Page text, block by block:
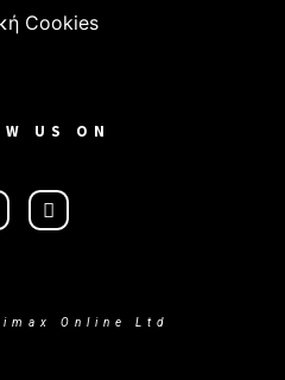
Cookies
US ON
Online Ltd